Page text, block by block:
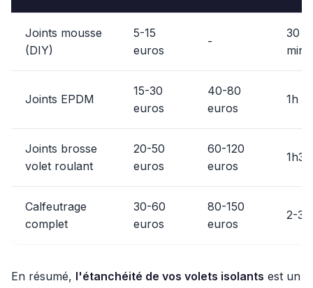
Joints mousse
(DIY)
5-15
euros
-
30
min
Joints EPDM
15-30
euros
40-80
euros
1h
Joints brosse
volet roulant
20-50
euros
60-120
euros
1h30
Calfeutrage
complet
30-60
euros
80-150
euros
2-3h
En résumé, l'étanchéité de vos volets isolants est un